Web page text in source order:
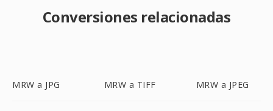
Conversiones relacionadas
MRW a JPG MRW a TIFF MRW a JPEG